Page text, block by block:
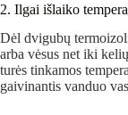
2. Ilgai išlaiko
Dėl dvigubų
arba vėsus net iki
turės tinkamos
gaivinantis vanduo